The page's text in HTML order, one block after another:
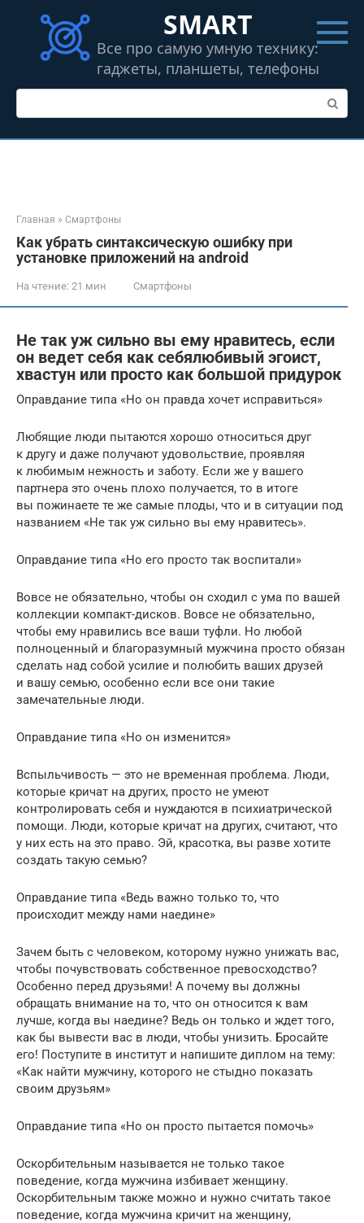
контенту
SMART
Все про самую умную технику:
гаджеты, планшеты, телефоны
Поиск:
Главная » Смартфоны
Как убрать синтаксическую ошибку при
установке приложений на android
На чтение: 21 мин Смартфоны
Не так уж сильно вы ему нравитесь, если
он ведет себя как себялюбивый эгоист,
хвастун или просто как большой придурок
Оправдание типа «Но он правда хочет исправиться»
Любящие люди пытаются хорошо относиться друг
к другу и даже получают удовольствие, проявляя
к любимым нежность и заботу. Если же у вашего
партнера это очень плохо получается, то в итоге
вы пожинаете те же самые плоды, что и в ситуации под
названием «Не так уж сильно вы ему нравитесь».
Оправдание типа «Но его просто так воспитали»
Вовсе не обязательно, чтобы он сходил с ума по вашей
коллекции компакт-дисков. Вовсе не обязательно,
чтобы ему нравились все ваши туфли. Но любой
полноценный и благоразумный мужчина просто обязан
сделать над собой усилие и полюбить ваших друзей
и вашу семью, особенно если все они такие
замечательные люди.
Оправдание типа «Но он изменится»
Вспыльчивость — это не временная проблема. Люди,
которые кричат на других, просто не умеют
контролировать себя и нуждаются в психиатрической
помощи. Люди, которые кричат на других, считают, что
у них есть на это право. Эй, красотка, вы разве хотите
создать такую семью?
Оправдание типа «Ведь важно только то, что
происходит между нами наедине»
Зачем быть с человеком, которому нужно унижать вас,
чтобы почувствовать собственное превосходство?
Особенно перед друзьями! А почему вы должны
обращать внимание на то, что он относится к вам
лучше, когда вы наедине? Ведь он только и ждет того,
как бы вывести вас в люди, чтобы унизить. Бросайте
его! Поступите в институт и напишите диплом на тему:
«Как найти мужчину, которого не стыдно показать
своим друзьям»
Оправдание типа «Но он просто пытается помочь»
Оскорбительным называется не только такое
поведение, когда мужчина избивает женщину.
Оскорбительным также можно и нужно считать такое
поведение, когда мужчина кричит на женщину,